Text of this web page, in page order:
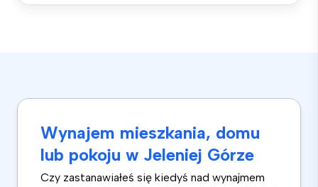
Wynajem mieszkania, domu
lub pokoju w Jeleniej Górze
Czy zastanawiałeś się kiedyś nad wynajmem